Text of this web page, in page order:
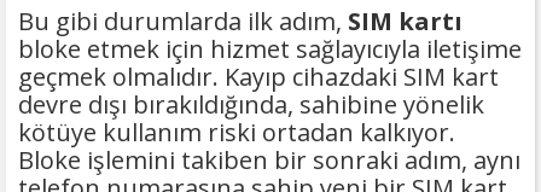
Bu gibi durumlarda ilk adım, SIM kartı
bloke etmek için hizmet sağlayıcıyla iletişime
geçmek olmalıdır. Kayıp cihazdaki SIM kart
devre dışı bırakıldığında, sahibine yönelik
kötüye kullanım riski ortadan kalkıyor.
Bloke işlemini takiben bir sonraki adım, aynı